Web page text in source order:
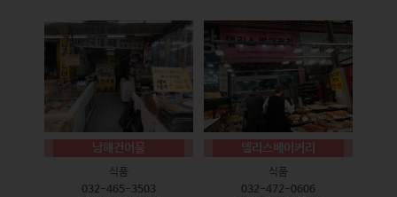
남해건어물
식품
032-465-3503
델리스베이커리
식품
032-472-0606